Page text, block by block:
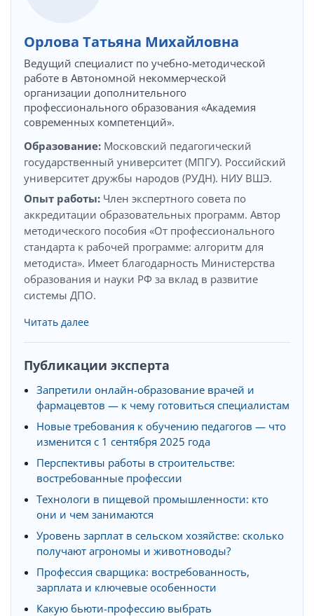
Орлова Татьяна Михайловна
Ведущий специалист по учебно-методической
работе в Автономной некоммерческой
организации дополнительного
профессионального образования «Академия
современных компетенций».
Образование: Московский педагогический
государственный университет (МПГУ). Российский
университет дружбы народов (РУДН). НИУ ВШЭ.
Опыт работы: Член экспертного совета по
аккредитации образовательных программ. Автор
методического пособия «От профессионального
стандарта к рабочей программе: алгоритм для
методиста». Имеет благодарность Министерства
образования и науки РФ за вклад в развитие
системы ДПО.
Читать далее
Публикации эксперта
Запретили онлайн-образование врачей и
фармацевтов — к чему готовиться специалистам
Новые требования к обучению педагогов — что
изменится с 1 сентября 2025 года
Перспективы работы в строительстве:
востребованные профессии
Технологи в пищевой промышленности: кто
они и чем занимаются
Уровень зарплат в сельском хозяйстве: сколько
получают агрономы и животноводы?
Профессия сварщика: востребованность,
зарплата и ключевые особенности
Какую бьюти-профессию выбрать